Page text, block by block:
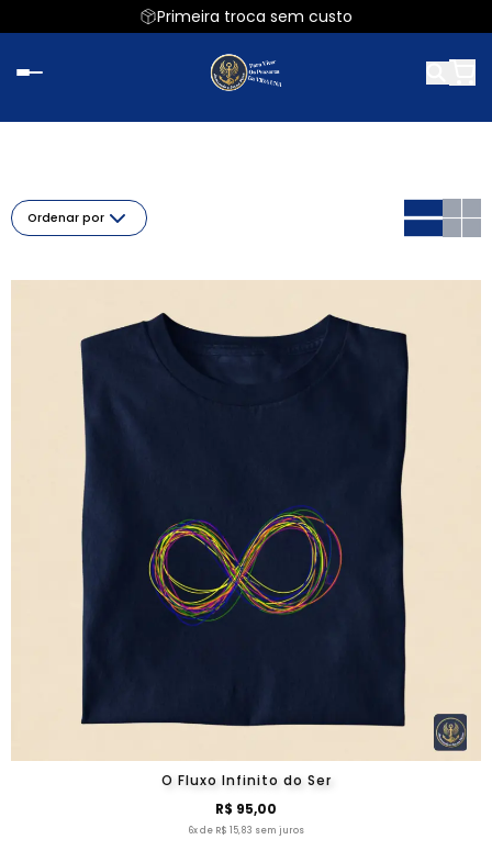
Primeira troca sem custo
Ordenar por
O Fluxo Infinito do Ser
R$ 95,00
6x de R$ 15,83 sem juros